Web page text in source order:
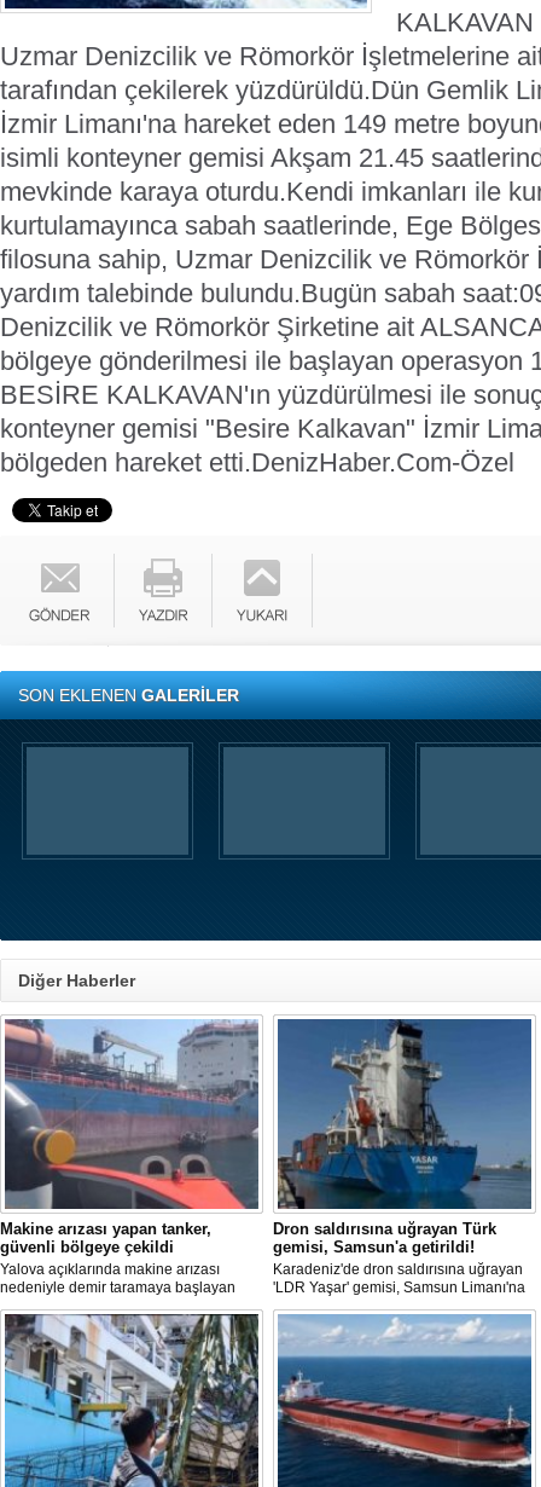
Uzmar Denizcilik ve Römorkör İşletmelerine
tarafından çekilerek yüzdürüldü.Dün Gemlik
İzmir Limanı'na hareket eden 149 metre
isimli konteyner gemisi Akşam 21.45
mevkinde karaya oturdu.Kendi imkanları ile
kurtulamayınca sabah saatlerinde, Ege
filosuna sahip, Uzmar Denizcilik ve Römorkör
yardım talebinde bulundu.Bugün sabah
Denizcilik ve Römorkör Şirketine ait
bölgeye gönderilmesi ile başlayan operasyon
BESİRE KALKAVAN'ın yüzdürülmesi ile
konteyner gemisi "Besire Kalkavan" İzmir
bölgeden hareket etti.DenizHaber.Com-Özel
SON EKLENENGALERİLER
Diğer Haberler
Makine arızası yapan tanker,
güvenli bölgeye çekildi
Yalova açıklarında makine arızası
nedeniyle demir taramaya başlayan
tanker, römorkör eşliğinde güvenli
şekilde demirleme sahasına alındı.
Dron saldırısına uğrayan Türk
gemisi, Samsun'a getirildi!
Karadeniz'de dron saldırısına uğrayan
'LDR Yaşar' gemisi, Samsun Limanı'na
güvenli bir şekilde ulaştı. Saldırıda can
kaybı yaşanmadı, ancak büyük çapta
maddi hasar oluştu.